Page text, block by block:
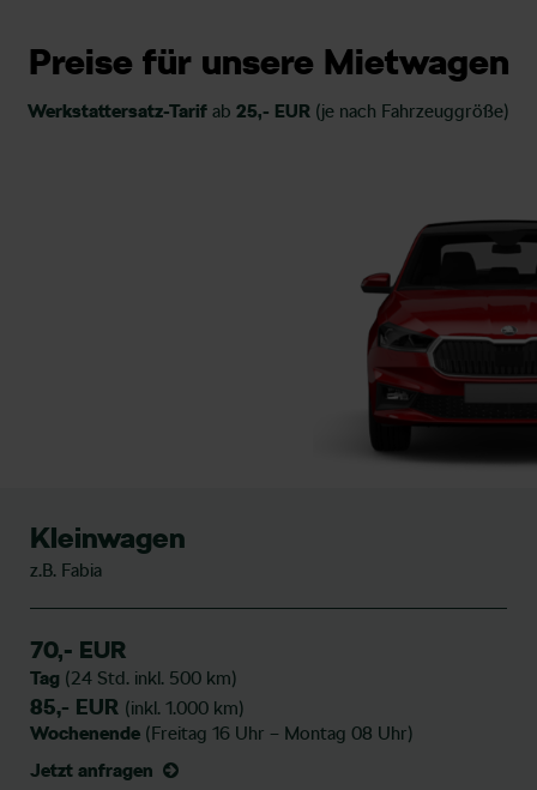
Preise für unsere Mietwagen
Werkstattersatz-Tarif ab 25,- EUR (je nach Fahrzeuggröße)
Kleinwagen
z.B. Fabia
70,- EUR
Tag (24 Std. inkl. 500 km)
85,- EUR (inkl. 1.000 km)
Wochenende (Freitag 16 Uhr – Montag 08 Uhr)
Jetzt anfragen